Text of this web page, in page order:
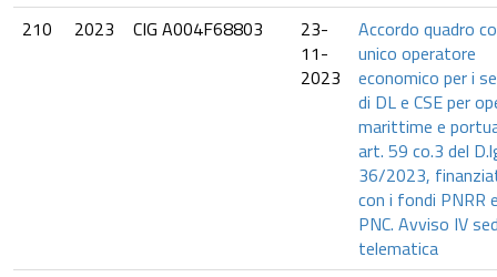
210
2023 CIG A004F68803
23-
11-
2023
Accordo quadro
unico operatore
economico per i
di DL e CSE per
marittime e
art. 59 co.3 del
36/2023,
con i fondi PNRR
PNC. Avviso IV
telematica